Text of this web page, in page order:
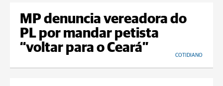
MP denuncia vereadora do
PL por mandar petista
“voltar para o Ceará”
COTIDIANO